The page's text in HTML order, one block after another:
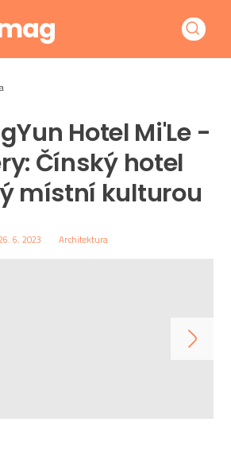
Hotel Mi'Le -
Čínský hotel
místní kulturou
6. 2023 Architektura